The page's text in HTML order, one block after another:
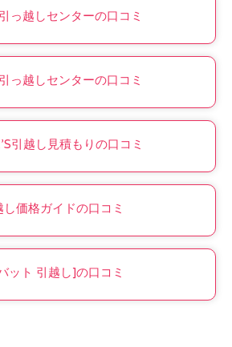
っ越しセンターの口コミ
っ越しセンターの口コミ
引越し見積もりの口コミ
し価格ガイドの口コミ
ット 引越し]の口コミ